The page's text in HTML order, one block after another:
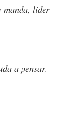
manda, líder
a pensar,